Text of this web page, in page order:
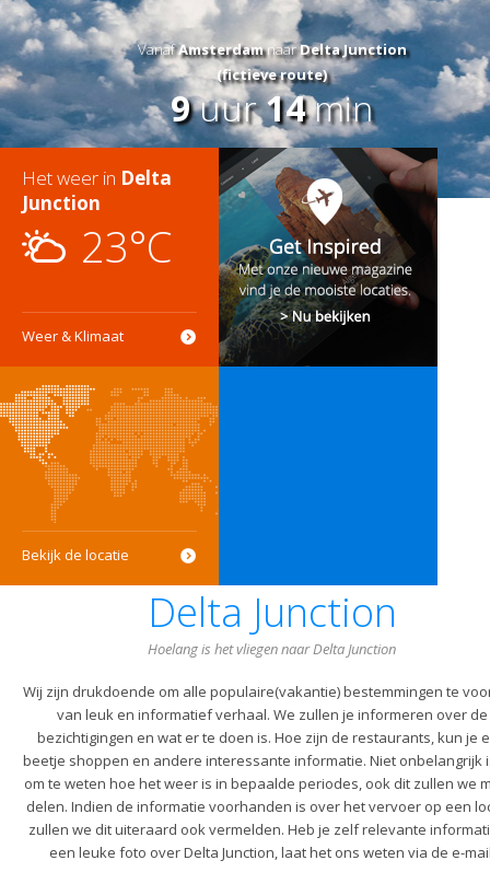
VanafAmsterdamnaarDelta Junction
(fictieve route)
9uur14min
Het weer in Delta
Junction
23°C
Weer & Klimaat
Bekijk de locatie
Delta Junction
Hoelang is het vliegen naar Delta Junction
Wij zijn drukdoende om alle populaire(vakantie) bestemmingen te
van leuk en informatief verhaal. We zullen je informeren over de
bezichtigingen en wat er te doen is. Hoe zijn de restaurants, kun je
beetje shoppen en andere interessante informatie. Niet onbelangrijk
om te weten hoe het weer is in bepaalde periodes, ook dit zullen we
delen. Indien de informatie voorhanden is over het vervoer op een
zullen we dit uiteraard ook vermelden. Heb je zelf relevante
een leuke foto over Delta Junction, laat het ons weten via de e-